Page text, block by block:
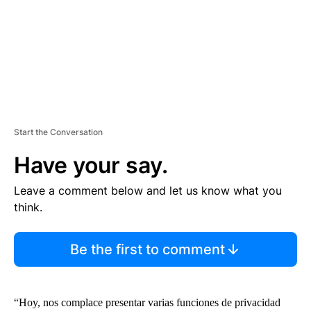
Start the Conversation
Have your say.
Leave a comment below and let us know what you
think.
Be the first to comment
“Hoy, nos complace presentar varias funciones de privacidad